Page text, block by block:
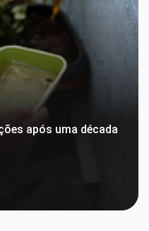
após uma década